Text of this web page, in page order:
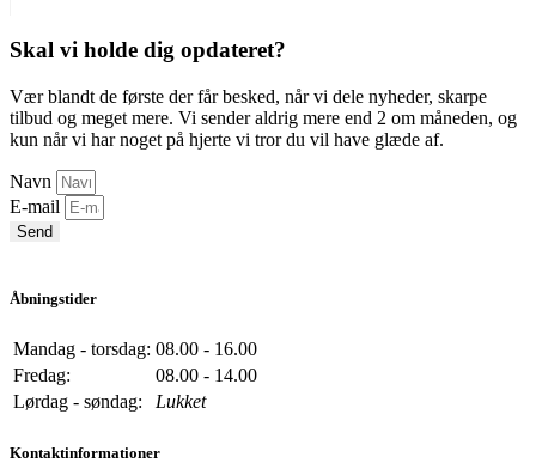
Skal vi holde dig opdateret?
Vær blandt de første der får besked, når vi dele nyheder, skarpe
tilbud og meget mere. Vi sender aldrig mere end 2 om måneden, og
kun når vi har noget på hjerte vi tror du vil have glæde af.
Navn
E-mail
Send
Åbningstider
Mandag - torsdag: 08.00 - 16.00
Fredag:
08.00 - 14.00
Lørdag - søndag:
Lukket
Kontaktinformationer